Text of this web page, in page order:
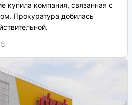
купила компания, связанная с
Прокуратура добилась